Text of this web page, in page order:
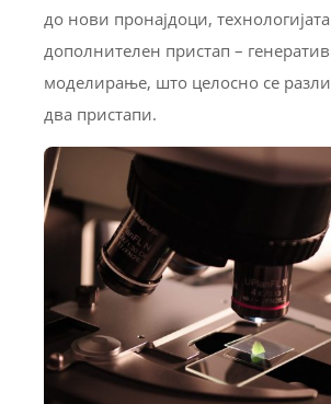
до нови пронајдоци,
дополнителен пристап –
моделирање, што целосно се
два пристапи.